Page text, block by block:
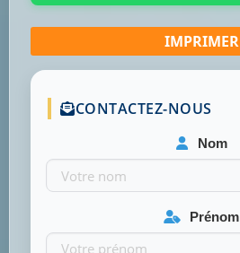
CONTACTEZ-NOUS
Nom
Prénom